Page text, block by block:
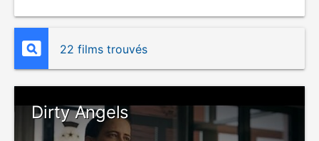
22 films trouvés
Dirty Angels